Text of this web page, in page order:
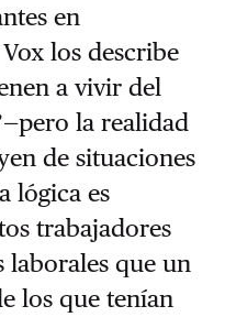
en
los describe
a vivir del
la realidad
de situaciones
lógica es
trabajadores
laborales que un
los que tenían